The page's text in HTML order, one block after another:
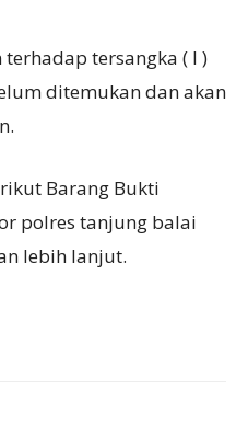
tersangka ( I )
ditemukan dan akan
Barang Bukti
polres tanjung balai
lebih lanjut.